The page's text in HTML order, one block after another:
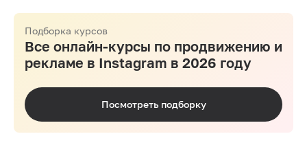
Подборка курсов
Все онлайн-курсы по продвижению и
рекламе в Instagram в 2026 году
Посмотреть подборку